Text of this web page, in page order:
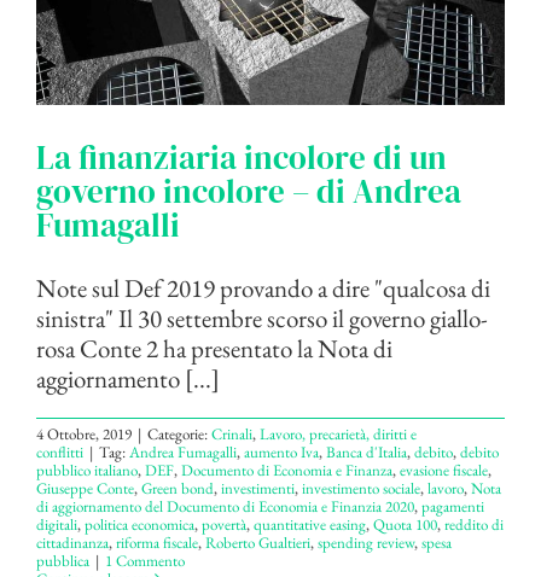
La finanziaria incolore di un
governo incolore – di Andrea
Fumagalli
Note sul Def 2019 provando a dire "qualcosa di
sinistra" Il 30 settembre scorso il governo giallo-
rosa Conte 2 ha presentato la Nota di
aggiornamento [...]
4 Ottobre, 2019 | Categorie:Crinali,Lavoro, precarietà, diritti e
conflitti | Tag:Andrea Fumagalli,aumento Iva,Banca d'Italia,debito,debito
pubblico italiano,DEF,Documento di Economia e Finanza,evasione fiscale,
Giuseppe Conte,Green bond,investimenti,investimento sociale,lavoro,Nota
di aggiornamento del Documento di Economia e Finanzia 2020,pagamenti
digitali,politica economica,povertà,quantitative easing,Quota 100,reddito di
cittadinanza,riforma fiscale,Roberto Gualtieri,spending review,spesa
pubblica | 1 Commento